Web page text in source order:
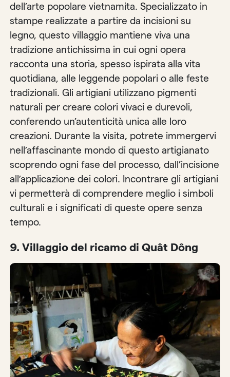
dell’arte popolare vietnamita. Specializzato in
stampe realizzate a partire da incisioni su
legno, questo villaggio mantiene viva una
tradizione antichissima in cui ogni opera
racconta una storia, spesso ispirata alla vita
quotidiana, alle leggende popolari o alle feste
tradizionali. Gli artigiani utilizzano pigmenti
naturali per creare colori vivaci e durevoli,
conferendo un’autenticità unica alle loro
creazioni. Durante la visita, potrete immergervi
nell’affascinante mondo di questo artigianato
scoprendo ogni fase del processo, dall’incisione
all’applicazione dei colori. Incontrare gli artigiani
vi permetterà di comprendere meglio i simboli
culturali e i significati di queste opere senza
tempo.
9.Villaggio del ricamo di Quât Dông